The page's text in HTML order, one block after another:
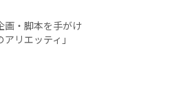
・脚本を手がけ
リエッティ」